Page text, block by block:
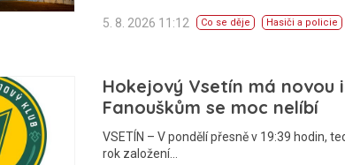
5. 8. 2026 11:12 Co se děje Hasiči a policie
Hokejový Vsetín má novou
Fanouškům se moc nelíbí
VSETÍN – V pondělí přesně v 19:39 hodin,
rok založení…